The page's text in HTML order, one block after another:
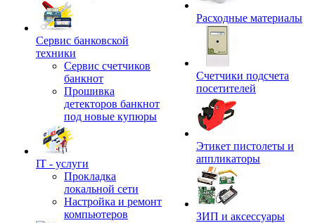
Сервис банковской
техники
Сервис счетчиков
банкнот
Прошивка
детекторов банкнот
под новые купюры
IT - услуги
Прокладка
локальной сети
Настройка и ремонт
компьютеров
Расходные материалы
Счетчики подсчета
посетителей
Этикет пистолеты и
аппликаторы
ЗИП и аксессуары